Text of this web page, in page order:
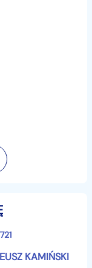
lusterka
boczne i
luzów, wnętrze
KAMIŃSKI